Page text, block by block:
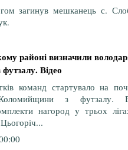
загинув мешканець с.
районі визначили
Відео
команд стартувало на
з футзалу.
нагород у трьох